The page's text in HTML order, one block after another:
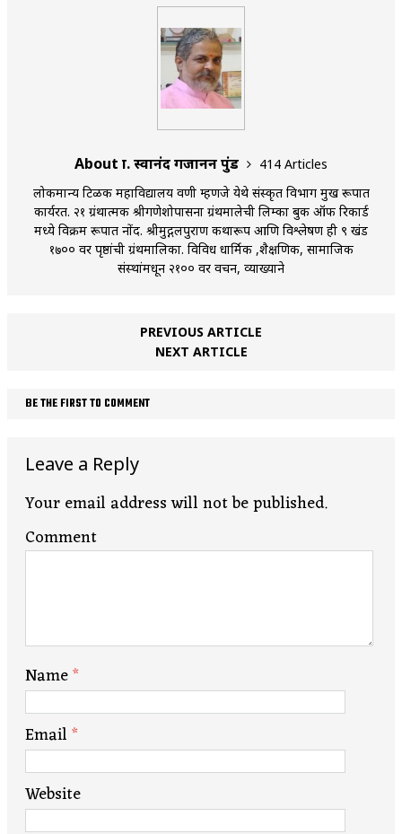
About प्रा. स्वानंद गजानन पुंड
414 Articles
लोकमान्य टिळक महाविद्यालय वणी म्हणजे येथे संस्कृत विभाग प्रमुख रूपात
कार्यरत. २१ ग्रंथात्मक श्रीगणेशोपासना ग्रंथमालेची लिम्का बुक ऑफ रिकार्ड
मध्ये विक्रम रूपात नोंद. श्रीमुद्गलपुराण कथारूप आणि विश्लेषण ही ९ खंड
१७०० वर पृष्ठांची ग्रंथमालिका. विविध धार्मिक ,शैक्षणिक, सामाजिक
संस्थांमधून २१०० वर प्रवचन, व्याख्याने
PREVIOUS ARTICLE
NEXT ARTICLE
BE THE FIRST TO COMMENT
Leave a Reply
Your email address will not be published.
Comment
Name*
Email*
Website